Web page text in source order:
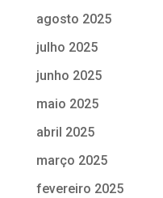
agosto 2025
julho 2025
junho 2025
maio 2025
abril 2025
março 2025
fevereiro 2025